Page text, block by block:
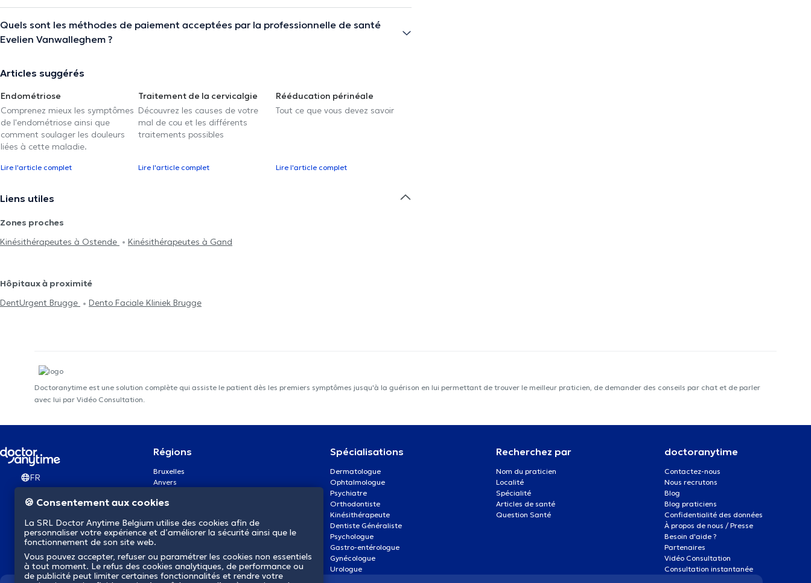
Quels sont les méthodes de paiement acceptées par la professionnelle de santé
Evelien Vanwalleghem ?
Articles suggérés
Endométriose
Comprenez mieux les symptômes
de l'endométriose ainsi que
comment soulager les douleurs
liées à cette maladie.
Lire l'article complet
Traitement de la cervicalgie
Découvrez les causes de votre
mal de cou et les différents
traitements possibles
Lire l'article complet
Rééducation périnéale
Tout ce que vous devez savoir
Lire l'article complet
Liens utiles
Zones proches
Kinésithérapeutes à Ostende
Kinésithérapeutes à Gand
Hôpitaux à proximité
DentUrgent Brugge
Dento Faciale Kliniek Brugge
Doctoranytime est une solution complète qui assiste le patient dès les premiers symptômes jusqu'à la guérison en lui permettant de trouver le meilleur praticien, de demander des conseils par chat et de parler
avec lui par Vidéo Consultation.
FR
Régions
Bruxelles
Anvers
Charleroi
Bruges
Namur
Louvain
Mons
Aalst Flandre-Orientale
Spécialisations
Dermatologue
Ophtalmologue
Psychiatre
Orthodontiste
Kinésithérapeute
Dentiste Généraliste
Psychologue
Gastro-entérologue
Gynécologue
Urologue
Recherchez par
Nom du praticien
Localité
Spécialité
Articles de santé
Question Santé
doctoranytime
Contactez-nous
Nous recrutons
Blog
Blog praticiens
Confidentialité des données
À propos de nous / Presse
Besoin d'aide ?
Partenaires
Vidéo Consultation
Consultation instantanée
🍪 Consentement aux cookies
La SRL Doctor Anytime Belgium utilise des cookies afin de
personnaliser votre expérience et d’améliorer la sécurité ainsi que le
fonctionnement de son site web.
Vous pouvez accepter, refuser ou paramétrer les cookies non essentiels
à tout moment. Le refus des cookies analytiques, de performance ou
de publicité peut limiter certaines fonctionnalités et rendre votre